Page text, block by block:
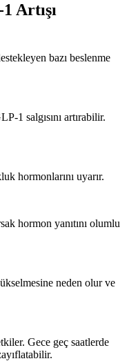
Artışı
bazı beslenme
1 salgısını artırabilir.
hormonlarını uyarır.
hormon yanıtını olumlu
neden olur ve
Gece geç saatlerde